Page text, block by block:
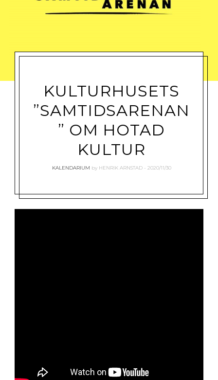
KULTURHUSETS
”SAMTIDSARENAN
” OM HOTAD
KULTUR
KALENDARIUM by HENRIK ARNSTAD 2020/11/30